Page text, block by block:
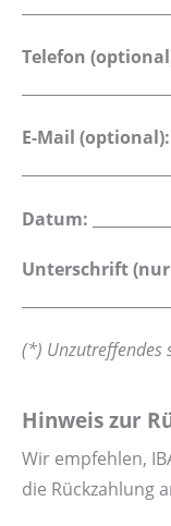
Telefon
E-Mail (optional):
Datum:
Unterschrift
(*) Unzutreffendes
Hinweis zur
Wir empfehlen,
die Rückzahlung